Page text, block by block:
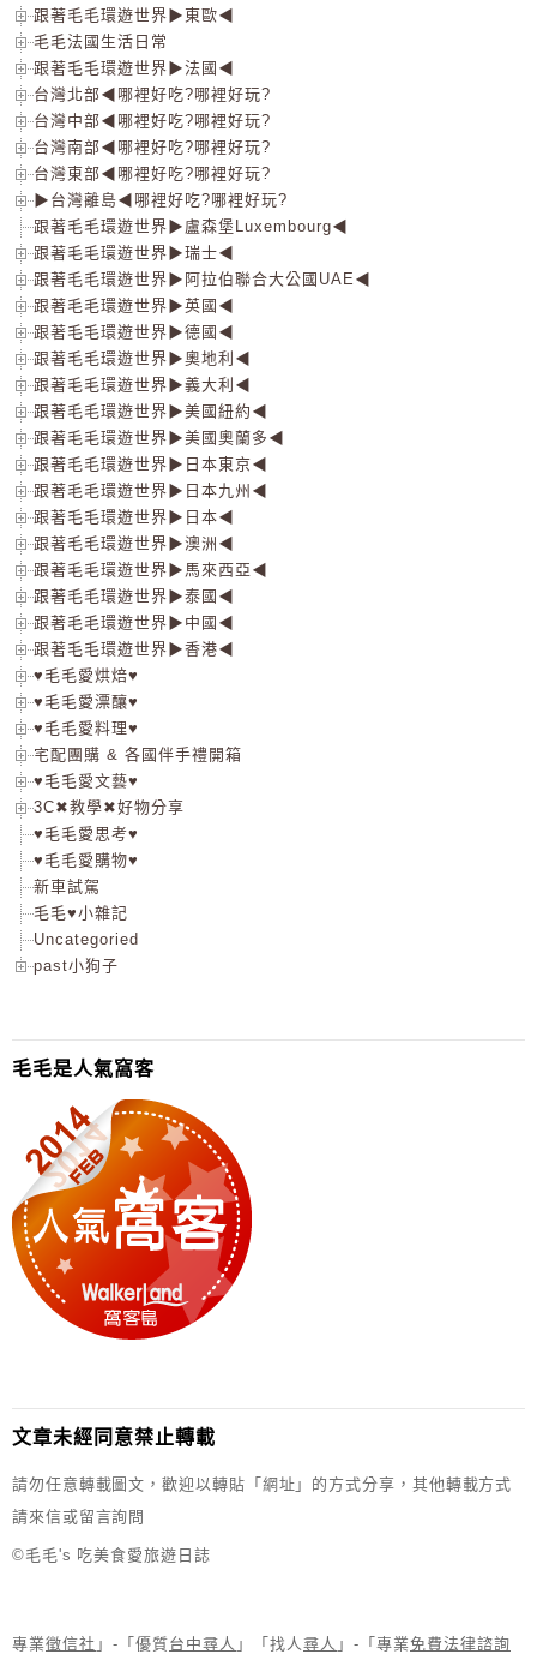
跟著毛毛環遊世界▶東歐◀
毛毛法國生活日常
跟著毛毛環遊世界▶法國◀
台灣北部◀哪裡好吃?哪裡好玩?
台灣中部◀哪裡好吃?哪裡好玩?
台灣南部◀哪裡好吃?哪裡好玩?
台灣東部◀哪裡好吃?哪裡好玩?
▶台灣離島◀哪裡好吃?哪裡好玩?
跟著毛毛環遊世界▶盧森堡Luxembourg◀
跟著毛毛環遊世界▶瑞士◀
跟著毛毛環遊世界▶阿拉伯聯合大公國UAE◀
跟著毛毛環遊世界▶英國◀
跟著毛毛環遊世界▶德國◀
跟著毛毛環遊世界▶奧地利◀
跟著毛毛環遊世界▶義大利◀
跟著毛毛環遊世界▶美國紐約◀
跟著毛毛環遊世界▶美國奧蘭多◀
跟著毛毛環遊世界▶日本東京◀
跟著毛毛環遊世界▶日本九州◀
跟著毛毛環遊世界▶日本◀
跟著毛毛環遊世界▶澳洲◀
跟著毛毛環遊世界▶馬來西亞◀
跟著毛毛環遊世界▶泰國◀
跟著毛毛環遊世界▶中國◀
跟著毛毛環遊世界▶香港◀
♥毛毛愛烘焙♥
♥毛毛愛漂釀♥
♥毛毛愛料理♥
宅配團購 & 各國伴手禮開箱
♥毛毛愛文藝♥
3C✖教學✖好物分享
♥毛毛愛思考♥
♥毛毛愛購物♥
新車試駕
毛毛♥小雜記
Uncategoried
past小狗子
毛毛是人氣窩客
文章未經同意禁止轉載
請勿任意轉載圖文，歡迎以轉貼「網址」的方式分享，其他轉載方式
請來信或留言詢問
©毛毛's 吃美食愛旅遊日誌
專業徵信社 」-「優質台中尋人 」「找人尋人 」-「專業免費法律諮詢